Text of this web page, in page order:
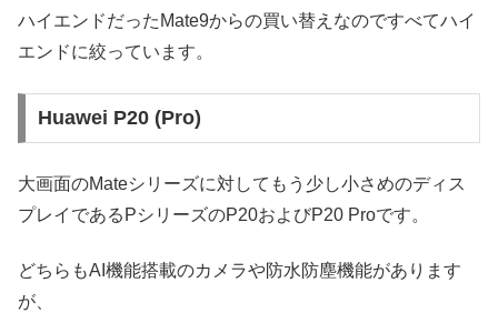
ハイエンドだったMate9からの買い替えなのですべてハイ
エンドに絞っています。
Huawei P20 (Pro)
大画面のMateシリーズに対してもう少し小さめのディス
プレイであるPシリーズのP20およびP20 Proです。
どちらもAI機能搭載のカメラや防水防塵機能があります
が、